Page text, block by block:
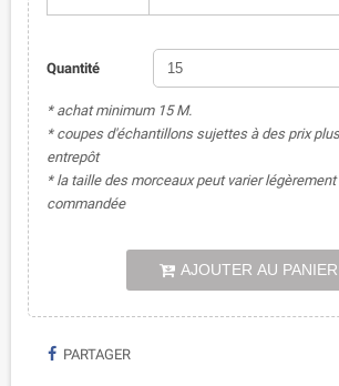
Quantité
* achat minimum 15 M.
* coupes d'échantillons sujettes à des prix
entrepôt
* la taille des morceaux peut varier
commandée
AJOUTER AU PANIER
PARTAGER